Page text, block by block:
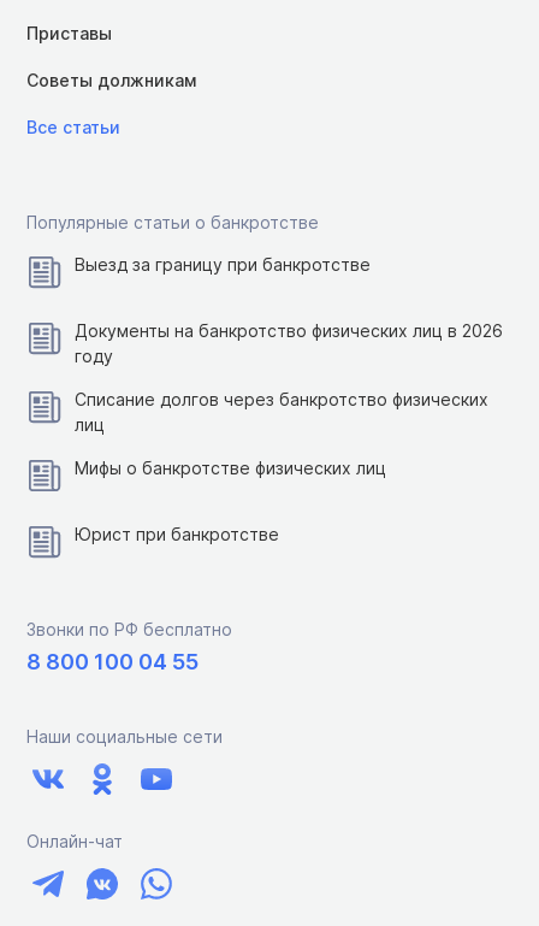
Приставы
Советы должникам
Все статьи
Популярные статьи о банкротстве
Выезд за границу при банкротстве
Документы на банкротство физических лиц в 2026
году
Списание долгов через банкротство физических
лиц
Мифы о банкротстве физических лиц
Юрист при банкротстве
Звонки по РФ бесплатно
8 800 100 04 55
Наши социальные сети
Онлайн-чат